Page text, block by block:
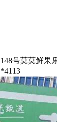
号莫莫鲜果